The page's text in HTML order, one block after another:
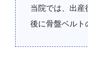
当院では、出
後に骨盤ベルト